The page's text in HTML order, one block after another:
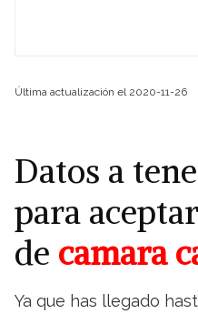
Última actualización el 2020-11-26
Datos a
para
de camara
Ya que has llegado